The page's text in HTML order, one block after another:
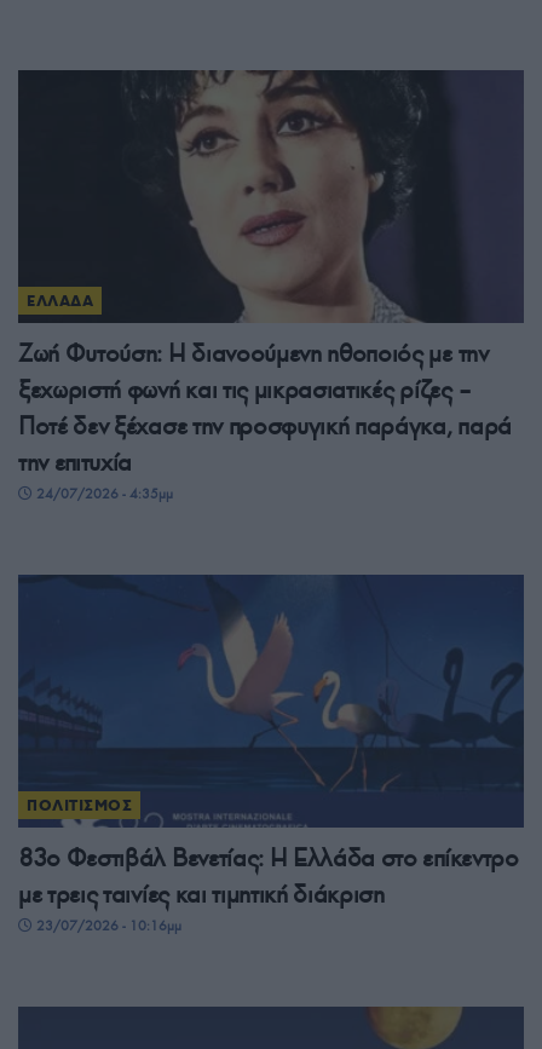
ΕΛΛΑΔΑ
Ζωή Φυτούση: Η διανοούμενη ηθοποιός με την
ξεχωριστή φωνή και τις μικρασιατικές ρίζες –
Ποτέ δεν ξέχασε την προσφυγική παράγκα, παρά
την επιτυχία
24/07/2026 - 4:35μμ
ΠΟΛΙΤΙΣΜΟΣ
83ο Φεστιβάλ Βενετίας: Η Ελλάδα στο επίκεντρο
με τρεις ταινίες και τιμητική διάκριση
23/07/2026 - 10:16μμ